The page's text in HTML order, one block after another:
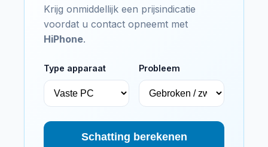
Krijg onmiddellijk een prijsindicatie
voordat u contact opneemt met
HiPhone.
Type apparaat Probleem
Schatting berekenen